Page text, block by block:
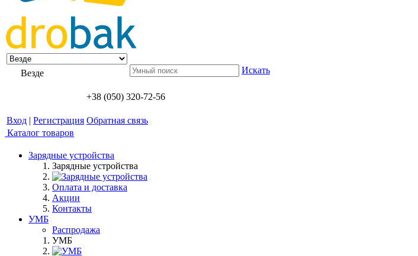
Везде Искать
+38 (050) 320-72-56
Вход | Регистрация Обратная связь
Каталог товаров
Зарядные устройства
Зарядные устройства
Оплата и доставка
Акции
Контакты
УМБ
Распродажа
УМБ